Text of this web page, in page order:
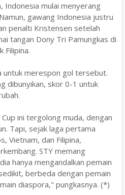
Indonesia mulai menyerang
gawang Indonesia justru
penalti Kristensen setelah
tangan Dony Tri Pamungkas di
Filipina.
untuk merespon gol tersebut.
dibunyikan, skor 0-1 untuk
ini tergolong muda, dengan
Tapi, sejak laga pertama
Vietnam, dan Filipina,
STY memang
hanya mengandalkan pemain
berbeda dengan pemain
diaspora," pungkasnya. (*)